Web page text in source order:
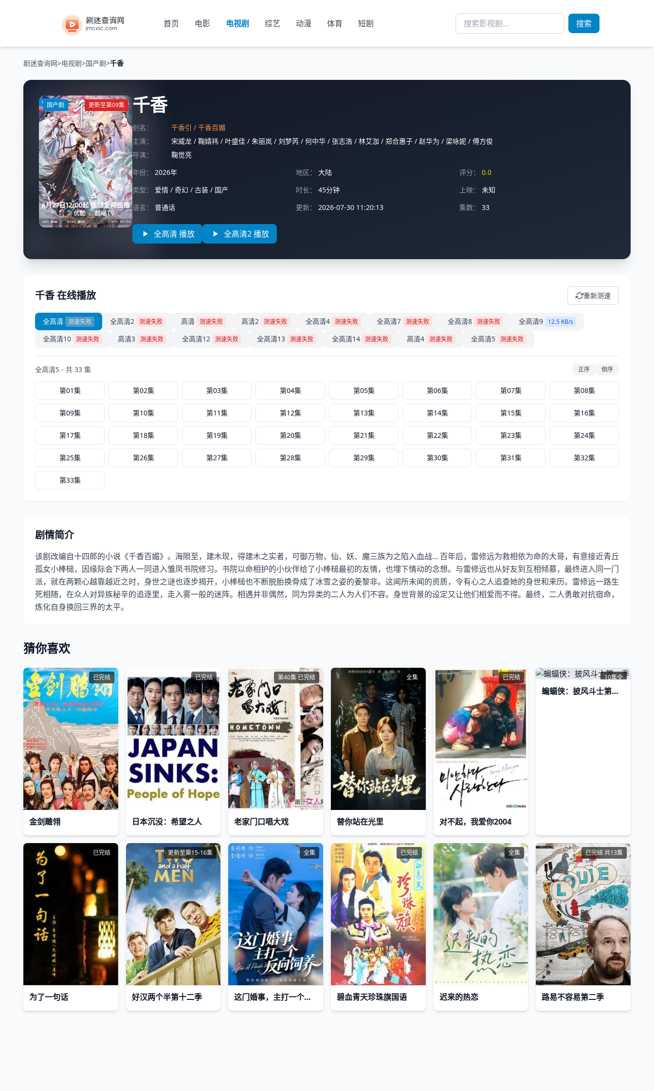
首页 电影 电视剧 综艺 动漫 体育 短剧 搜索
剧迷查询网>电视剧>国产剧>千香
国产剧 更新至第09集 千香
别名：
千香引 / 千香百媚
主演：
宋威龙 / 鞠婧祎 / 叶盛佳 / 朱丽岚 / 刘梦芮 / 何中华 / 张志浩 / 林艾泇 / 郑合惠子 / 赵华为 / 梁咏妮 / 傅方俊
导演：
鞠觉亮
年份：
2026年 地区： 大陆 评分：
0.0
类型：
爱情 / 奇幻 / 古装 / 国产 时长： 45分钟 上映：
未知
语言：
普通话 更新： 2026-07-30 11:20:13 集数： 33
全高清 播放 全高清2 播放
千香 在线播放 重新测速
全高清 测速失败 全高清2 测速失败 高清 测速失败 高清2 测速失败 全高清4 测速失败 全高清7 测速失败 全高清8 测速失败 全高清9 12.5 KB/s
全高清10 测速失败 高清3 测速失败 全高清12 测速失败 全高清13 测速失败 全高清14 测速失败 高清4 测速失败 全高清5 测速失败
全高清5 - 共 33 集 正序 倒序
第01集 第02集 第03集 第04集 第05集 第06集 第07集 第08集
第09集 第10集 第11集 第12集 第13集 第14集 第15集 第16集
第17集 第18集 第19集 第20集 第21集 第22集 第23集 第24集
第25集 第26集 第27集 第28集 第29集 第30集 第31集 第32集
第33集
剧情简介
该剧改编自十四郎的小说《千香百媚》。海陨至，建木现，得建木之实者，可御万物，仙、妖、魔三族为之陷入血战... 百年后，雷修远为救相依为命的大哥，有意接近青丘
孤女小棒槌，因缘际会下两人一同进入雏凤书院修习。书院以命相护的小伙伴给了小棒槌最初的友情，也埋下情动的念想。与雷修远也从好友到互相倾慕，最终进入同一门
派，就在两颗心越靠越近之时，身世之谜也逐步揭开，小棒槌也不断脱胎换骨成了冰雪之姿的姜黎非。这闻所未闻的资质，令有心之人追查她的身世和来历。雷修远一路生
死相随，在众人对异族秘辛的追逐里，走入雾一般的迷阵。相遇并非偶然，同为异类的二人为人们不容。身世背景的设定又让他们相爱而不得。最终，二人勇敢对抗宿命，
炼化自身换回三界的太平。
猜你喜欢
已完结
金剑雕翎
已完结
日本沉没：希望之人
第40集 已完结
老家门口唱大戏
全集
替你站在光里
已完结
对不起，我爱你2004
10集全
蝙蝠侠：披风斗士第一季
已完结
为了一句话
更新至第15-16集
好汉两个半第十二季
全集
这门婚事，主打一个反向饲养
已完结
碧血青天珍珠旗国语
全集
迟来的热恋
已完结 共13集
路易不容易第二季